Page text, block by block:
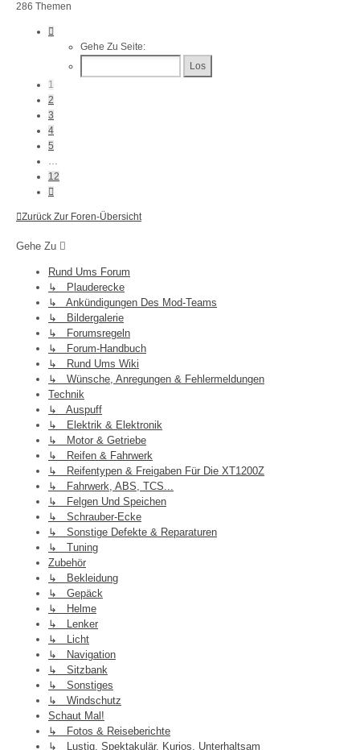
286 Themen
Gehe Zu Seite:
1
2
3
4
5
…
12
Zurück Zur Foren-Übersicht
Gehe Zu
Rund Ums Forum
↳ Plauderecke
↳ Ankündigungen Des Mod-Teams
↳ Bildergalerie
↳ Forumsregeln
↳ Forum-Handbuch
↳ Rund Ums Wiki
↳ Wünsche, Anregungen & Fehlermeldungen
Technik
↳ Auspuff
↳ Elektrik & Elektronik
↳ Motor & Getriebe
↳ Reifen & Fahrwerk
↳ Reifentypen & Freigaben Für Die XT1200Z
↳ Fahrwerk, ABS, TCS...
↳ Felgen Und Speichen
↳ Schrauber-Ecke
↳ Sonstige Defekte & Reparaturen
↳ Tuning
Zubehör
↳ Bekleidung
↳ Gepäck
↳ Helme
↳ Lenker
↳ Licht
↳ Navigation
↳ Sitzbank
↳ Sonstiges
↳ Windschutz
Schaut Mal!
↳ Fotos & Reiseberichte
↳ Lustig, Spektakulär, Kurios, Unterhaltsam